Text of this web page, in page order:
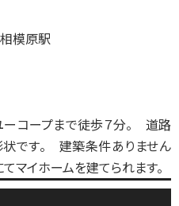
模原駅
ーコープまで徒歩７分。 道路
です。 建築条件ありません
マイホームを建てられます。